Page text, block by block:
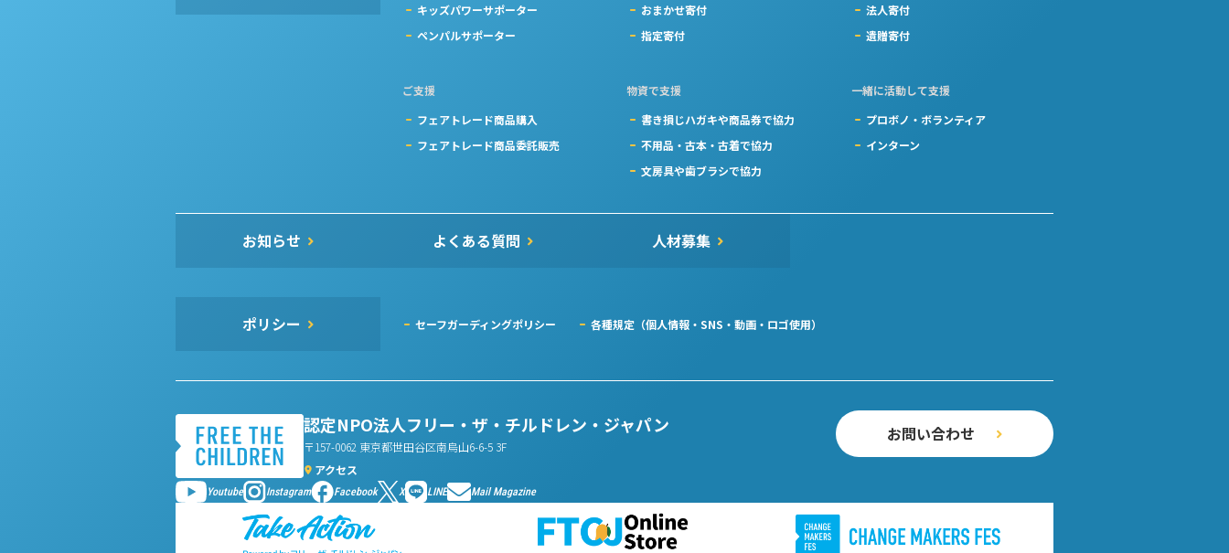
キッズパワーサポーター
ペンパルサポーター
おまかせ寄付
指定寄付
法人寄付
遺贈寄付
ご支援
フェアトレード商品購入
フェアトレード商品委託販売
物資で支援
書き損じハガキや商品券で協力
不用品・古本・古着で協力
文房具や歯ブラシで協力
一緒に活動して支援
プロボノ・ボランティア
インターン
お知らせ よくある質問 人材募集
ポリシー セーフガーディングポリシー 各種規定（個人情報・SNS・動画・ロゴ使用）
認定NPO法人フリー・ザ・チルドレン・ジャパン
〒157-0062 東京都世田谷区南烏山6-6-5 3F
アクセス
お問い合わせ
Youtube Instagram Facebook X LINE Mail Magazine